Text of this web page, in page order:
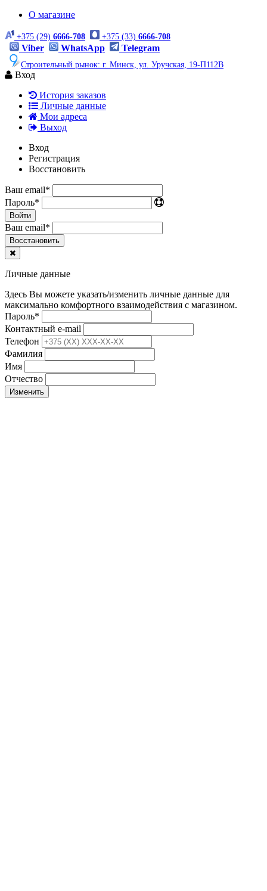
О магазине
+375 (29) 6666-708 +375 (33) 6666-708
Viber WhatsApp Telegram
Строительный рынок: г. Минск, ул. Уручская, 19-П112В
Вход
История заказов
Личные данные
Мои адреса
Выход
Вход
Регистрация
Восстановить
Ваш email*
Пароль*
Войти
Ваш email*
Воcстановить
Личные данные
Здесь Вы можете указать/изменить личные данные для
максимально комфортного взаимодействия с магазином.
Пароль*
Контактный e-mail
Телефон
Фамилия
Имя
Отчество
Изменить